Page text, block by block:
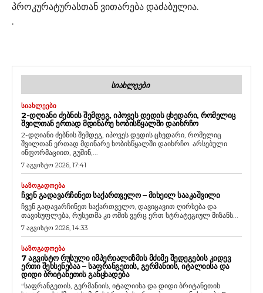
პროკურატურასთან ვითარება დაძაბულია.
.
ᲡᲘᲐᲮᲚᲔᲔᲑᲘ
ᲡᲘᲐᲮᲚᲔᲔᲑᲘ
2-ᲓᲦᲘᲐᲜᲘ ᲫᲔᲑᲜᲘᲡ ᲨᲔᲛᲓᲔᲒ, ᲘᲞᲝᲕᲔᲡ ᲓᲔᲓᲘᲡ ᲪᲮᲔᲓᲐᲠᲘ, ᲠᲝᲛᲔᲚᲘᲪ
ᲨᲕᲘᲚᲗᲐᲜ ᲔᲠᲗᲐᲓ ᲛᲓᲘᲜᲐᲠᲔ ᲮᲝᲑᲘᲡᲬᲧᲐᲚᲨᲘ ᲓᲐᲘᲮᲠᲩᲝ
2-დღიანი ძებნის შემდეგ, იპოვეს დედის ცხედარი, რომელიც
შვილთან ერთად მდინარე ხობისწყალში დაიხრჩო. არსებული
ინფორმაციით, გუშინ,...
7 აგვისტო 2026, 17:41
ᲡᲐᲖᲝᲒᲐᲓᲝᲔᲑᲐ
ᲩᲕᲔᲜ ᲒᲐᲓᲐᲕᲐᲠᲩᲘᲜᲔᲗ ᲡᲐᲥᲐᲠᲗᲕᲔᲚᲝ – ᲛᲘᲮᲔᲘᲚ ᲡᲐᲐᲙᲐᲨᲕᲘᲚᲘ
ჩვენ გადავარჩინეთ საქართველო, დავიცავით ღირსება და
თავისუფლება, რუსეთმა კი ომის ვერც ერთ სტრატეგიულ მიზანს...
7 აგვისტო 2026, 14:33
ᲡᲐᲖᲝᲒᲐᲓᲝᲔᲑᲐ
7 ᲐᲒᲕᲘᲡᲢᲝ ᲠᲣᲡᲣᲚᲘ ᲘᲛᲞᲔᲠᲘᲐᲚᲘᲖᲛᲘᲡ ᲛᲫᲘᲛᲔ ᲨᲔᲓᲔᲒᲔᲑᲘᲡ ᲙᲘᲓᲔᲕ
ᲔᲠᲗᲘ ᲨᲔᲮᲡᲔᲜᲔᲑᲐᲐ – ᲡᲐᲤᲠᲐᲜᲒᲔᲗᲘᲡ, ᲒᲔᲠᲛᲐᲜᲘᲘᲡ, ᲘᲢᲐᲚᲘᲘᲡᲐ ᲓᲐ
ᲓᲘᲓᲘ ᲑᲠᲘᲢᲐᲜᲔᲗᲘᲡ ᲒᲐᲜᲪᲮᲐᲓᲔᲑᲐ
“საფრანგეთის, გერმანიის, იტალიისა და დიდი ბრიტანეთის